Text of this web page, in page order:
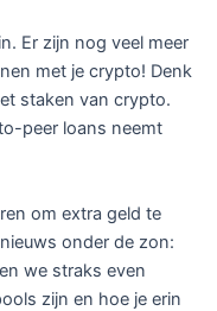
Er zijn nog veel meer
met je crypto! Denk
staken van crypto.
peer loans neemt
om extra geld te
onder de zon:
we straks even
zijn en hoe je erin